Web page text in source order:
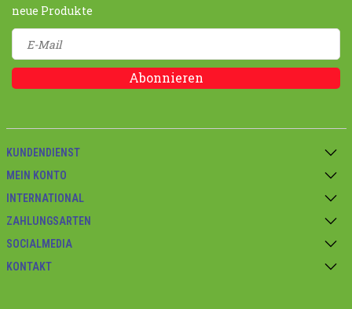
neue Produkte
Abonnieren
KUNDENDIENST
MEIN KONTO
INTERNATIONAL
ZAHLUNGSARTEN
SOCIALMEDIA
KONTAKT